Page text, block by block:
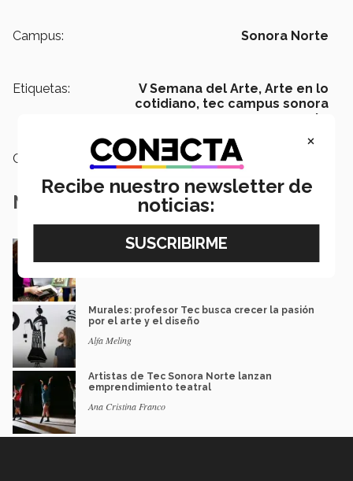
Campus: Sonora Norte
Etiquetas: V Semana del Arte, Arte en lo
cotidiano, tec campus sonora
norte
Categoría: Arte y Cultura
Notas Relacionadas
FIL Monterrey 2024: celebración literaria con
Murales: profesor Tec busca crecer la pasión
por el arte y el diseño
Alfa Meling
Artistas de Tec Sonora Norte lanzan
emprendimiento teatral
Ana Cristina Franco
×
Recibe nuestro newsletter de
noticias: